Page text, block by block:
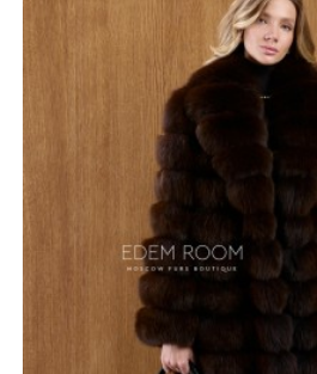
раскладка меховых пластин
визуально вытягивает фигуру и
архитектурность и собранность.
Длина 105–110 см делает шубу
повседневных выходов и особых
смотрится в движении и
период. Свободный, но
сковывает движения и
модель как с классическими, так
современными образами.
мягко оформленный ворот
комфорта, при этом внешний вид